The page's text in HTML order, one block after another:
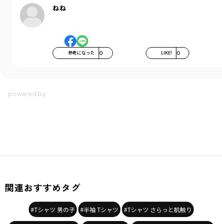
ねね
参考になった 0 LIKE! 0
関連おすすめタグ
#Tシャツ 男の子 #半袖 Tシャツ #Tシャツ さらっと肌触り